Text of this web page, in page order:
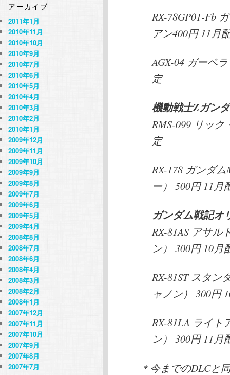
RX-78GP01-Fb
アン400円 11月
AGX-04 ガーベ
定
機動戦士Ζガン
RMS-099 リッ
定
RX-178 ガンダ
ー） 500円 11月
ガンダム戦記オ
RX-81AS アサ
ン） 300円 10月
RX-81ST スタ
ャノン） 300円
RX-81LA ライト
ン） 300円 11月
＊今までのDLCと
アーカイブ
2011年1月
2010年11月
2010年10月
2010年9月
2010年7月
2010年6月
2010年5月
2010年4月
2010年3月
2010年2月
2010年1月
2009年12月
2009年11月
2009年10月
2009年9月
2009年8月
2009年7月
2009年6月
2009年5月
2009年4月
2008年8月
2008年7月
2008年6月
2008年4月
2008年3月
2008年2月
2008年1月
2007年12月
2007年11月
2007年10月
2007年9月
2007年8月
2007年7月